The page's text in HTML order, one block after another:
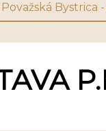
Bystrica